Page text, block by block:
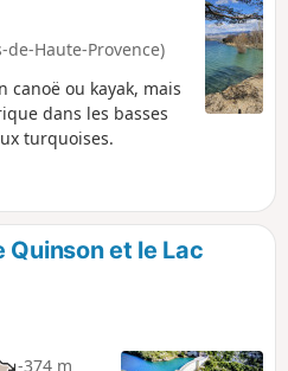
Haute-Provence)
canoë ou kayak, mais
dans les basses
turquoises.
Quinson et le Lac
-374 m